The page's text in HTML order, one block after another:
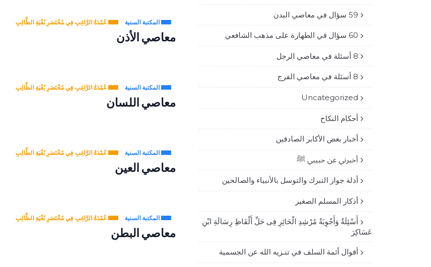
59 سؤال في معاصي البدن
60 سؤال في الطهارة على مذهب الشافعي
8 أسئلة في معاصي الرجل
8 أسئلة في معاصي الفرج
Uncategorized
أحكام النكاح
أخبار بعض الأكابر الصادقين
أخبرني عن حبيبي ﷺ
أدلة جواز التبرك والتوسل بالأنبياء والصالحين
أذكار المسلم الصغير
أَسْئِلَةُ وَأَجْوِبَةُ مُرْشِدِ الْحَائِرِ فِى حَلِّ أَلْفَاظِ رِسَالَةِ ابْنِ
عَسَاكِرَ
أقوال أئمة السلف في تنـزيه الله عن الجسمية
المكتبة السنية عُمْدَةُ الرَّاغِبِ فِي مُخْتَصَرِ بُغْيَةِ الطَّالِبِ
معاصي الأذن
المكتبة السنية عُمْدَةُ الرَّاغِبِ فِي مُخْتَصَرِ بُغْيَةِ الطَّالِبِ
معاصي اللسان
المكتبة السنية عُمْدَةُ الرَّاغِبِ فِي مُخْتَصَرِ بُغْيَةِ الطَّالِبِ
معاصي العين
المكتبة السنية عُمْدَةُ الرَّاغِبِ فِي مُخْتَصَرِ بُغْيَةِ الطَّالِبِ
معاصي البطن